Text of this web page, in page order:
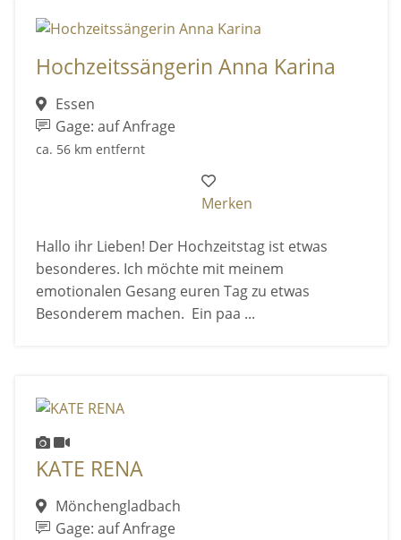
Hochzeitssängerin Anna Karina
Essen
Gage: auf Anfrage
ca. 56 km entfernt
Merken
Hallo ihr Lieben! Der Hochzeitstag ist etwas
besonderes. Ich möchte mit meinem
emotionalen Gesang euren Tag zu etwas
Besonderem machen. Ein paa ...
KATE RENA
Mönchengladbach
Gage: auf Anfrage